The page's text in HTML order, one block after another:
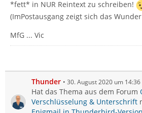
*fett* in NUR Reintext zu schreiben!
(ImPostausgang zeigt sich das
MfG ... Vic
Thunder 30. August 2020 um 14:36
Hat das Thema aus dem Forum
Verschlüsselung & Unterschrift